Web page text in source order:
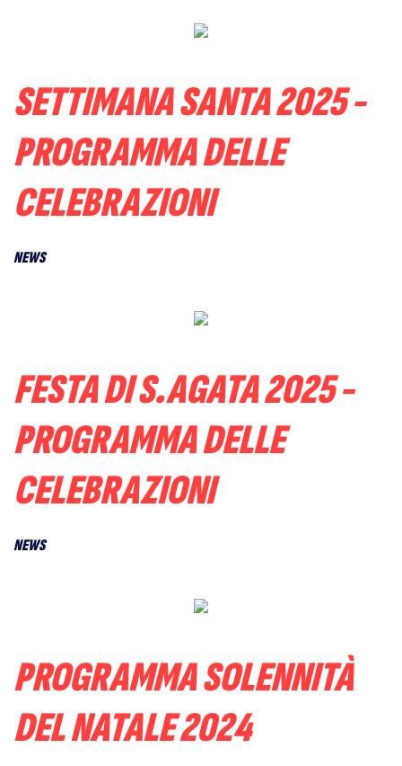
SETTIMANA SANTA 2025 -
PROGRAMMA DELLE
CELEBRAZIONI
NEWS
FESTA DI S.AGATA 2025 -
PROGRAMMA DELLE
CELEBRAZIONI
NEWS
PROGRAMMA SOLENNITÀ
DEL NATALE 2024